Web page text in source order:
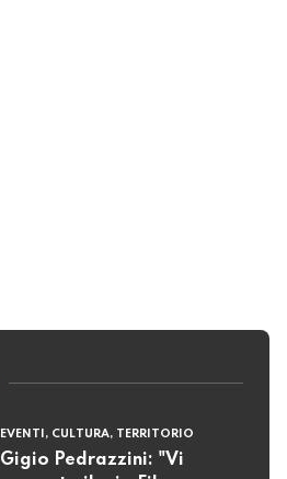
EVENTI, CULTURA, TERRITORIO
Gigio Pedrazzini: "Vi